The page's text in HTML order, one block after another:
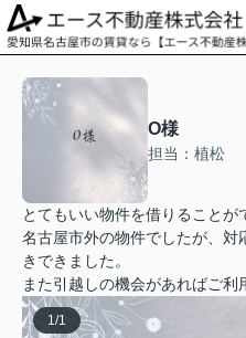
O様
担当：植
とてもいい物件を借りることが
名古屋市外の物件でしたが、
きできました。
また引越しの機会があればご利
1/1